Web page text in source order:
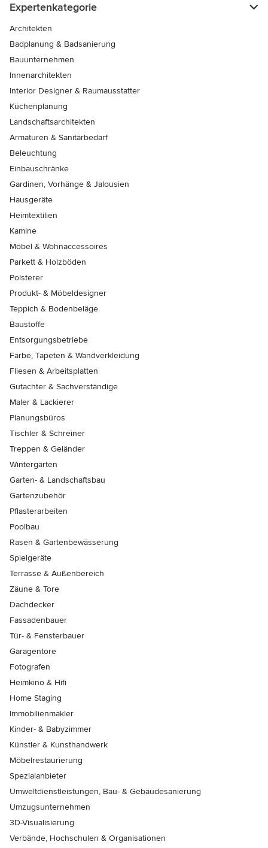
Expertenkategorie
Architekten
Badplanung & Badsanierung
Bauunternehmen
Innenarchitekten
Interior Designer & Raumausstatter
Küchenplanung
Landschaftsarchitekten
Armaturen & Sanitärbedarf
Beleuchtung
Einbauschränke
Gardinen, Vorhänge & Jalousien
Hausgeräte
Heimtextilien
Kamine
Möbel & Wohnaccessoires
Parkett & Holzböden
Polsterer
Produkt- & Möbeldesigner
Teppich & Bodenbeläge
Baustoffe
Entsorgungsbetriebe
Farbe, Tapeten & Wandverkleidung
Fliesen & Arbeitsplatten
Gutachter & Sachverständige
Maler & Lackierer
Planungsbüros
Tischler & Schreiner
Treppen & Geländer
Wintergärten
Garten- & Landschaftsbau
Gartenzubehör
Pflasterarbeiten
Poolbau
Rasen & Gartenbewässerung
Spielgeräte
Terrasse & Außenbereich
Zäune & Tore
Dachdecker
Fassadenbauer
Tür- & Fensterbauer
Garagentore
Fotografen
Heimkino & Hifi
Home Staging
Immobilienmakler
Kinder- & Babyzimmer
Künstler & Kunsthandwerk
Möbelrestaurierung
Spezialanbieter
Umweltdienstleistungen, Bau- & Gebäudesanierung
Umzugsunternehmen
3D-Visualisierung
Verbände, Hochschulen & Organisationen